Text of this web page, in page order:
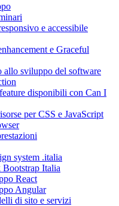
e accessibile
e Graceful
allo sviluppo del software
disponibili con Can I
per CSS e JavaScript
system .italia
Italia
React
Angular
di sito e servizi